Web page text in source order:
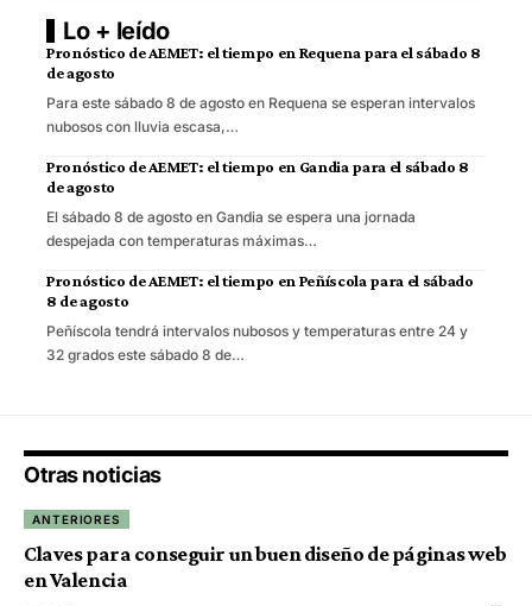
Lo + leído
Pronóstico de AEMET: el tiempo en Requena para el sábado 8
de agosto
Para este sábado 8 de agosto en Requena se esperan intervalos
nubosos con lluvia escasa,…
Pronóstico de AEMET: el tiempo en Gandia para el sábado 8
de agosto
El sábado 8 de agosto en Gandia se espera una jornada
despejada con temperaturas máximas…
Pronóstico de AEMET: el tiempo en Peñíscola para el sábado
8 de agosto
Peñíscola tendrá intervalos nubosos y temperaturas entre 24 y
32 grados este sábado 8 de…
Otras noticias
ANTERIORES
Claves para conseguir un buen diseño de páginas web
en Valencia